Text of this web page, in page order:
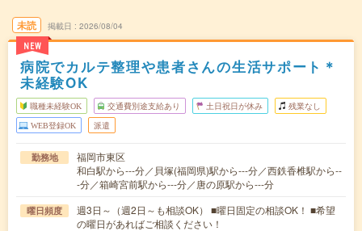
未読
NEW
掲載日 2026/08/04
病院でカルテ整理や患者さんの生活サポート＊
未経験OK
職種未経験OK 交通費別途支給あり 土日祝日が休み 残業なし
WEB登録OK 派遣
勤務地
福岡市東区
和白駅から---分／貝塚(福岡県)駅から---分／西鉄香椎駅から--
-分／箱崎宮前駅から---分／唐の原駅から---分
曜日頻度
週3日～（週2日～も相談OK） ■曜日固定の相談OK！ ■希望
の曜日があればご相談ください！